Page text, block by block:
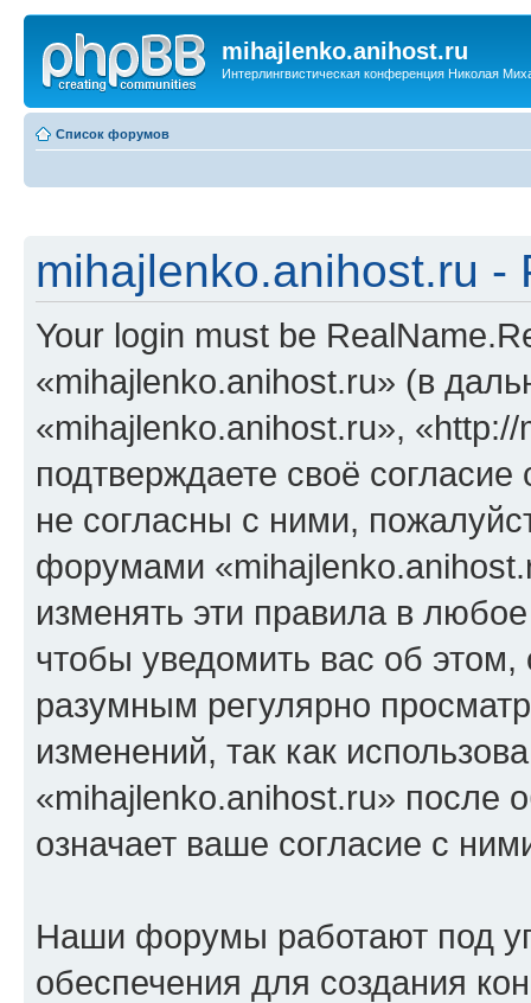
mihajlenko.anihost.ru
Интерлингвистическая конференция Николая
Список форумов
mihajlenko.anihost.ru -
Your login must be
«mihajlenko.anihost.ru» (в
«mihajlenko.anihost.ru»,
подтверждаете своё
не согласны с ними,
форумами
изменять эти правила в
чтобы уведомить вас об
разумным регулярно
изменений, так как
«mihajlenko.anihost.ru» после
означает ваше согласие с
Наши форумы работают под
обеспечения для создания